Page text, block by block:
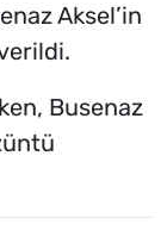
Aksel’in
Busenaz